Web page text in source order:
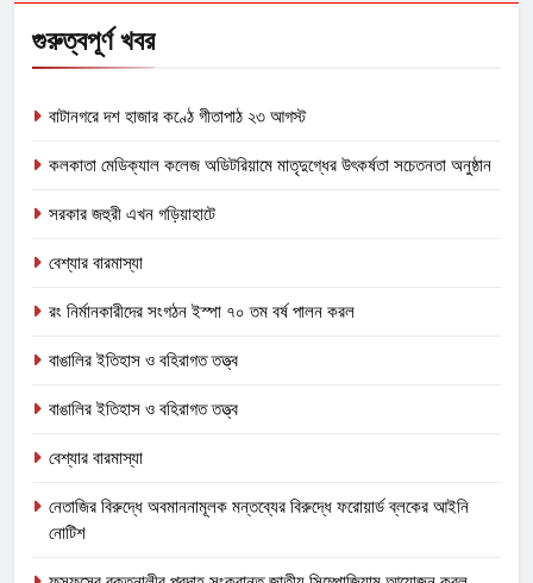
গুরুত্বপূর্ণ খবর
বাটানগরে দশ হাজার কণ্ঠে গীতাপাঠ ২৩ আগস্ট
কলকাতা মেডিক্যাল কলেজ অডিটরিয়ামে মাতৃদুগ্ধের উৎকর্ষতা সচেতনতা অনুষ্ঠান
সরকার জহুরী এখন গড়িয়াহাটে
বেশ্যার বারমাস্যা
রং নির্মানকারীদের সংগঠন ইস্পা ৭০ তম বর্ষ পালন করল
বাঙালির ইতিহাস ও বহিরাগত তত্ত্ব
বাঙালির ইতিহাস ও বহিরাগত তত্ত্ব
বেশ্যার বারমাস্যা
নেতাজির বিরুদ্ধে অবমাননামূলক মন্তব্যের বিরুদ্ধে ফরোয়ার্ড ব্লকের আইনি
নোটিশ